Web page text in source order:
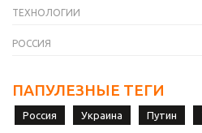
ТЕХНОЛОГИИ
РОССИЯ
ПАПУЛЕЗНЫЕ ТЕГИ
Россия Украина Путин